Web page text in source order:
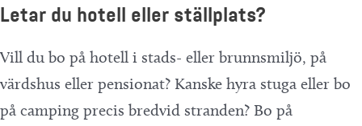
Letar du hotell eller ställplats?
Vill du bo på hotell i stads- eller brunnsmiljö, på
värdshus eller pensionat? Kanske hyra stuga eller bo
på camping precis bredvid stranden? Bo på